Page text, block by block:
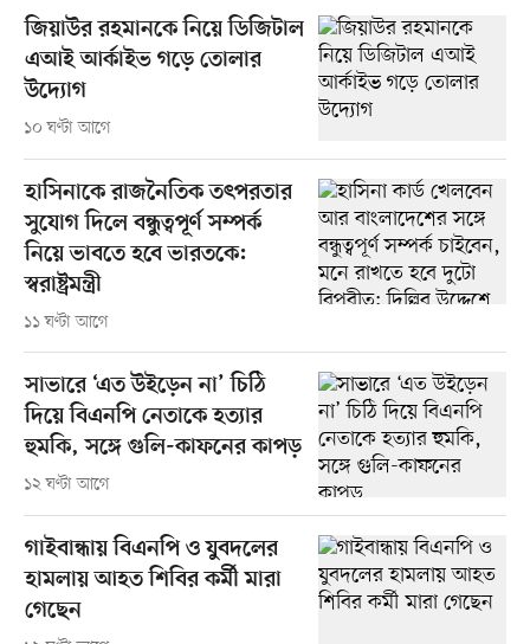
জিয়াউর রহমানকে নিয়ে ডিজিটাল
এআই আর্কাইভ গড়ে তোলার
উদ্যোগ
১০ ঘণ্টা আগে
হাসিনাকে রাজনৈতিক তৎপরতার
সুযোগ দিলে বন্ধুত্বপূর্ণ সম্পর্ক
নিয়ে ভাবতে হবে ভারতকে:
স্বরাষ্ট্রমন্ত্রী
১১ ঘণ্টা আগে
সাভারে ‘এত উইড়েন না’ চিঠি
দিয়ে বিএনপি নেতাকে হত্যার
হুমকি, সঙ্গে গুলি-কাফনের কাপড়
১২ ঘণ্টা আগে
গাইবান্ধায় বিএনপি ও যুবদলের
হামলায় আহত শিবির কর্মী মারা
গেছেন